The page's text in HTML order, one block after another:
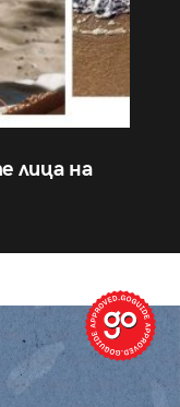
лица на